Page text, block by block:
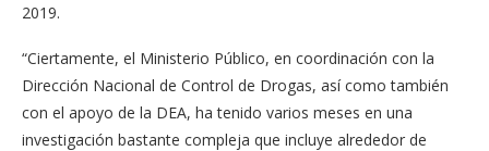
2019.
“Ciertamente, el Ministe­rio Público, en coordinación con la
Dirección Nacional de Control de Drogas, así como también
con el apoyo de la DEA, ha tenido varios meses en una
investigación bastan­te compleja que incluye alre­dedor de